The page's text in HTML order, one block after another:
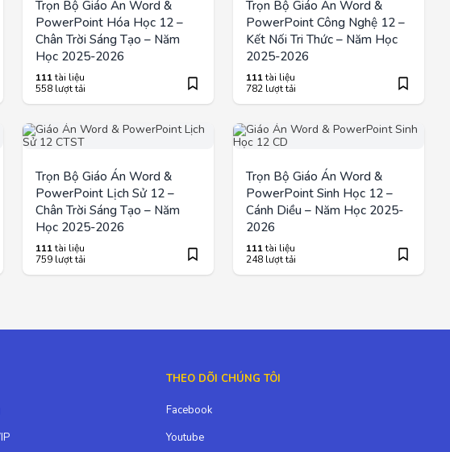
Trọn Bộ Giáo Án Word &
PowerPoint Hóa Học 12 –
Chân Trời Sáng Tạo – Năm
Học 2025-2026
111tài liệu
558 lượt tải
Trọn Bộ Giáo Án Word &
PowerPoint Công Nghệ 12 –
Kết Nối Tri Thức – Năm Học
2025-2026
111tài liệu
782 lượt tải
Trọn Bộ Giáo Án Word &
PowerPoint Lịch Sử 12 –
Chân Trời Sáng Tạo – Năm
Học 2025-2026
111tài liệu
759 lượt tải
Trọn Bộ Giáo Án Word &
PowerPoint Sinh Học 12 –
Cánh Diều – Năm Học 2025-
2026
111tài liệu
248 lượt tải
THEO DÕI CHÚNG TÔI
Facebook
Youtube